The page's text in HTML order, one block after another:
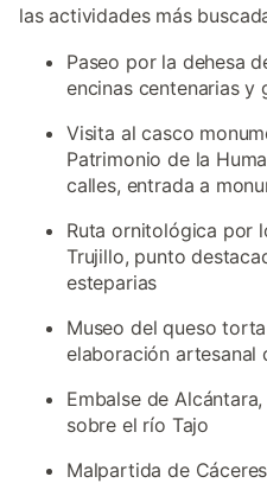
las actividades más
Paseo por la dehesa
encinas centenarias y
Visita al casco
Patrimonio de la
calles, entrada a
Ruta ornitológica por
Trujillo, punto
esteparias
Museo del queso
elaboración artesanal
Embalse de
sobre el río Tajo
Malpartida de